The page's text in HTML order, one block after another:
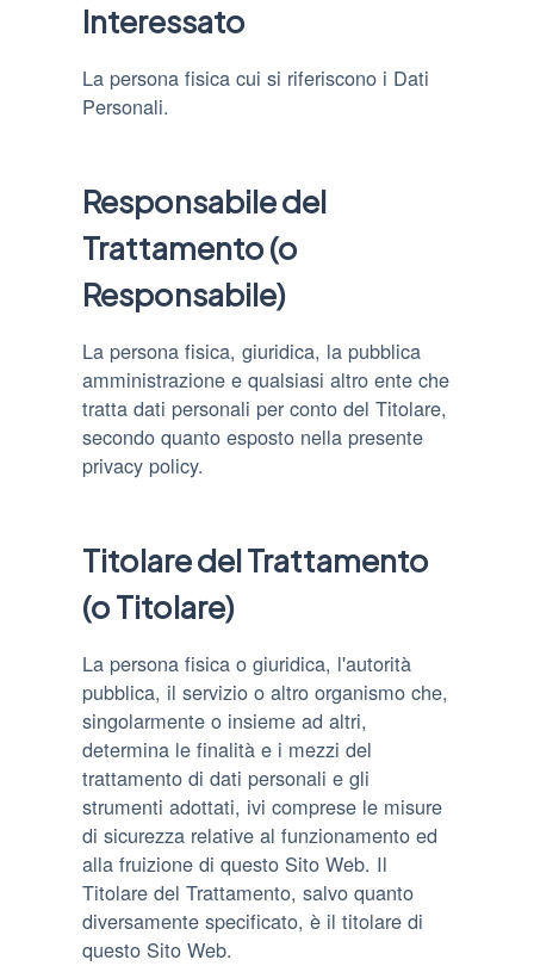
Interessato
La persona fisica cui si riferiscono i Dati
Personali.
Responsabile del
Trattamento (o
Responsabile)
La persona fisica, giuridica, la pubblica
amministrazione e qualsiasi altro ente che
tratta dati personali per conto del Titolare,
secondo quanto esposto nella presente
privacy policy.
Titolare del Trattamento
(o Titolare)
La persona fisica o giuridica, l'autorità
pubblica, il servizio o altro organismo che,
singolarmente o insieme ad altri,
determina le finalità e i mezzi del
trattamento di dati personali e gli
strumenti adottati, ivi comprese le misure
di sicurezza relative al funzionamento ed
alla fruizione di questo Sito Web. Il
Titolare del Trattamento, salvo quanto
diversamente specificato, è il titolare di
questo Sito Web.